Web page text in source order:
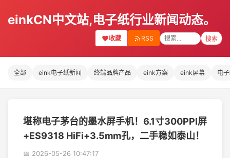
einkCN中文站,电子纸行业新闻动态。
收藏 RSS 搜索
全部 eink电子纸新闻 终端品牌产品 eink方案 eink屏幕 电
堪称电子茅台的墨水屏手机！6.1寸300PPI屏
+ES9318 HiFi+3.5mm孔，二手稳如泰山！
📅 2026-05-26 10:47:17